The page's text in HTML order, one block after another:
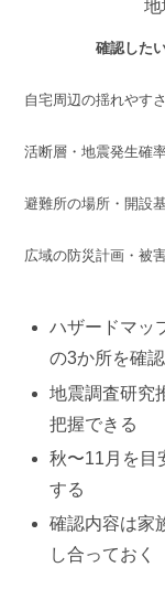
地
確認した
自宅周辺の揺れやす
活断層・地震発生確
避難所の場所・開設
広域の防災計画・被
ハザードマッ
の3か所を確
地震調査研究
把握できる
秋〜11月を目
する
確認内容は家
し合っておく